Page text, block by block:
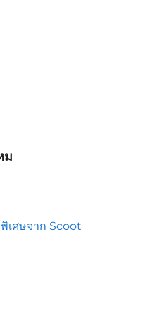
ม
เศษจาก Scoot